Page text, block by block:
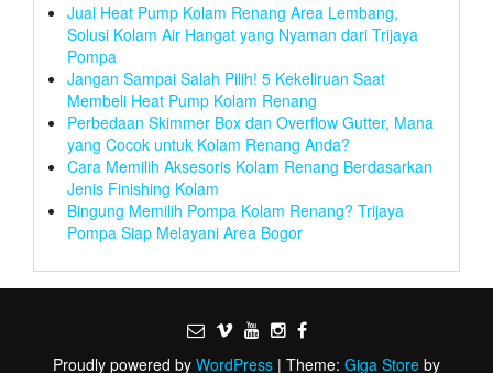
Jual Heat Pump Kolam Renang Area Lembang,
Solusi Kolam Air Hangat yang Nyaman dari Trijaya
Pompa
Jangan Sampai Salah Pilih! 5 Kekeliruan Saat
Membeli Heat Pump Kolam Renang
Perbedaan Skimmer Box dan Overflow Gutter, Mana
yang Cocok untuk Kolam Renang Anda?
Cara Memilih Aksesoris Kolam Renang Berdasarkan
Jenis Finishing Kolam
Bingung Memilih Pompa Kolam Renang? Trijaya
Pompa Siap Melayani Area Bogor
Proudly powered by WordPress | Theme: Giga Store by